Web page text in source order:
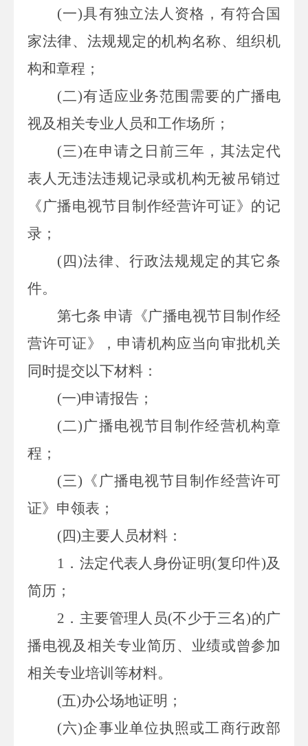
(一)具有独立法人资格，有符合国
家法律、法规规定的机构名称、组织机
构和章程；
(二)有适应业务范围需要的广播电
视及相关专业人员和工作场所；
(三)在申请之日前三年，其法定代
表人无违法违规记录或机构无被吊销过
《广播电视节目制作经营许可证》的记
录；
(四)法律、行政法规规定的其它条
件。
第七条 申请《广播电视节目制作经
营许可证》，申请机构应当向审批机关
同时提交以下材料：
(一)申请报告；
(二)广播电视节目制作经营机构章
程；
(三) 《广播电视节目制作经营许可
证》申领表；
(四)主要人员材料：
1 ．法定代表人身份证明(复印件)及
简历；
2 ．主要管理人员(不少于三名)的广
播电视及相关专业简历、业绩或曾参加
相关专业培训等材料。
(五)办公场地证明；
(六)企事业单位执照或工商行政部